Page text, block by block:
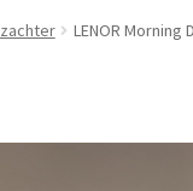
Contact Mijn account
LENOR Morning